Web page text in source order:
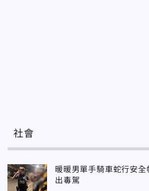
社會
暖暖男單手騎車蛇行安
出毒駕